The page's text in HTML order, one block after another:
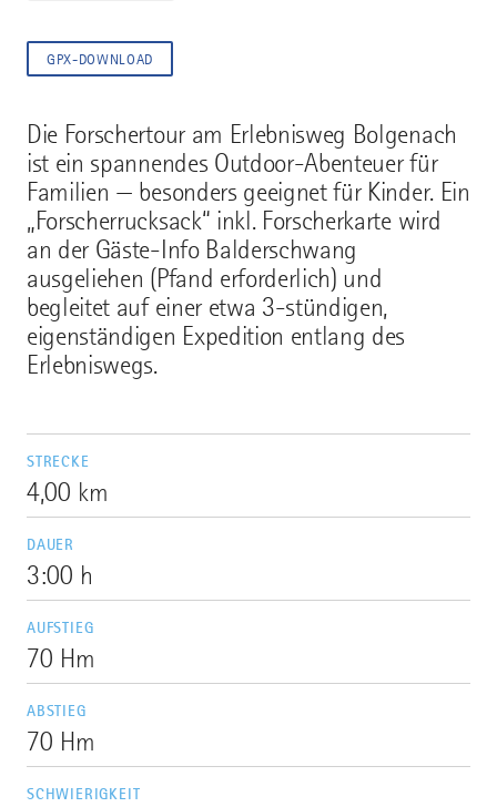
Die Forschertour am Erlebnisweg Bolgenach
ist ein spannendes Outdoor-Abenteuer für
Familien — besonders geeignet für Kinder. Ein
„Forscherrucksack“ inkl. Forscherkarte wird
an der Gäste-Info Balderschwang
ausgeliehen (Pfand erforderlich) und
begleitet auf einer etwa 3-stündigen,
eigenständigen Expedition entlang des
Erlebniswegs.
STRECKE
4,00 km
DAUER
3:00 h
AUFSTIEG
70 Hm
ABSTIEG
70 Hm
SCHWIERIGKEIT
GPX-DOWNLOAD